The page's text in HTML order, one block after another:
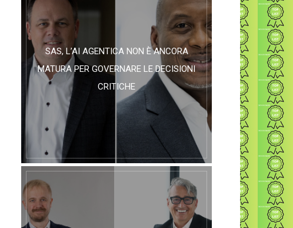
SAS, L’AI AGENTICA NON È ANCORA
MATURA PER GOVERNARE LE DECISIONI
CRITICHE